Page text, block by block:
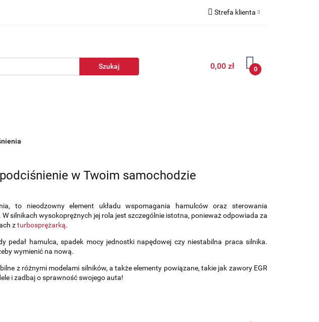
Strefa klienta
Dodaj zgłoszenie
0,00 zł 0
w Twoim samochodzie
to nieodzowny element układu wspomagania hamulców oraz sterowania
W silnikach wysokoprężnych jej rola jest szczególnie istotna, ponieważ odpowiada za
zturbosprężarką.
pedał hamulca, spadek mocy jednostki napędowej czy niestabilna praca silnika.
wymienić na nową.
z różnymi modelami silników, a także elementy powiązane, takie jak zawory EGR
i zadbaj o sprawność swojego auta!